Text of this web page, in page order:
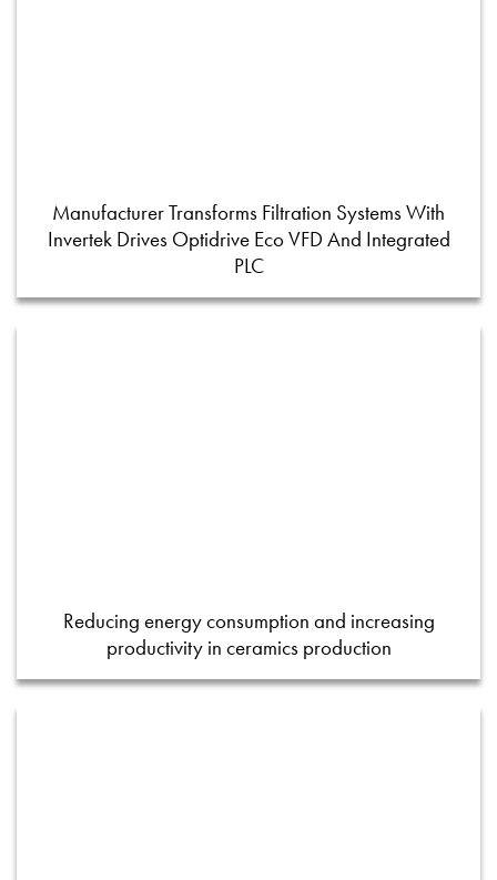
Manufacturer Transforms Filtration Systems With
Invertek Drives Optidrive Eco VFD And Integrated
PLC
Reducing energy consumption and increasing
productivity in ceramics production